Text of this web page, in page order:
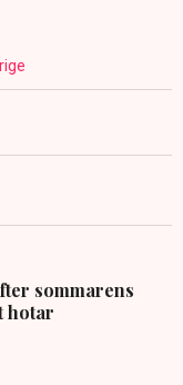
sommarens
hotar